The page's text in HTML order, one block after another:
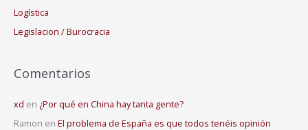
Logística
Legislacion / Burocracia
Comentarios
xd en ¿Por qué en China hay tanta gente?
Ramon en El problema de España es que todos tenéis opinión